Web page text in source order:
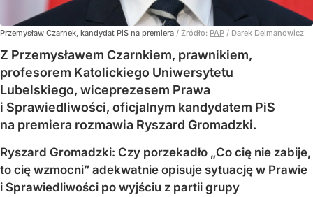
Przemysław Czarnek, kandydat PiS na premiera / Źródło: PAP / Darek Delmanowicz
Z Przemysławem Czarnkiem, prawnikiem,
profesorem Katolickiego Uniwersytetu
Lubelskiego, wiceprezesem Prawa
i Sprawiedliwości, oficjalnym kandydatem PiS
na premiera rozmawia Ryszard Gromadzki.
Ryszard Gromadzki: Czy porzekadło „Co cię nie zabije,
to cię wzmocni” adekwatnie opisuje sytuację w Prawie
i Sprawiedliwości po wyjściu z partii grupy